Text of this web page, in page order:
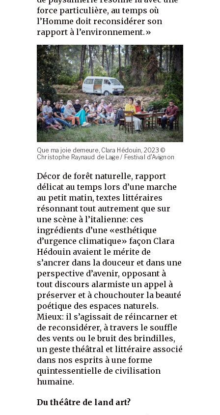
force particulière, au temps où
l’Homme doit reconsidérer son
rapport à l’environnement.»
Que ma joie demeure, Clara Hédouin, 2023 ©
Christophe Raynaud de Lage / Festival d’Avignon
Décor de forêt naturelle, rapport
délicat au temps lors d’une marche
au petit matin, textes littéraires
résonnant tout autrement que sur
une scène à l’italienne: ces
ingrédients d’une «esthétique
d’urgence climatique» façon Clara
Hédouin avaient le mérite de
s’ancrer dans la douceur et dans une
perspective d’avenir, opposant à
tout discours alarmiste un appel à
préserver et à chouchouter la beauté
poétique des espaces naturels.
Mieux: il s’agissait de réincarner et
de reconsidérer, à travers le souffle
des vents ou le bruit des brindilles,
un geste théâtral et littéraire associé
dans nos esprits à une forme
quintessentielle de civilisation
humaine.
Du théâtre de land art?